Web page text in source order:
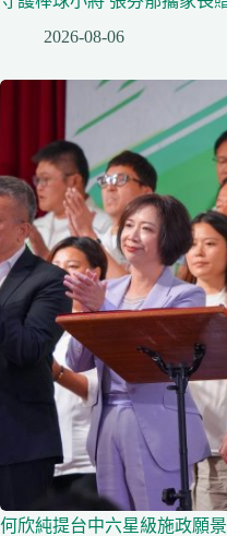
2026-08-06
何欣純提台中六星級施政願